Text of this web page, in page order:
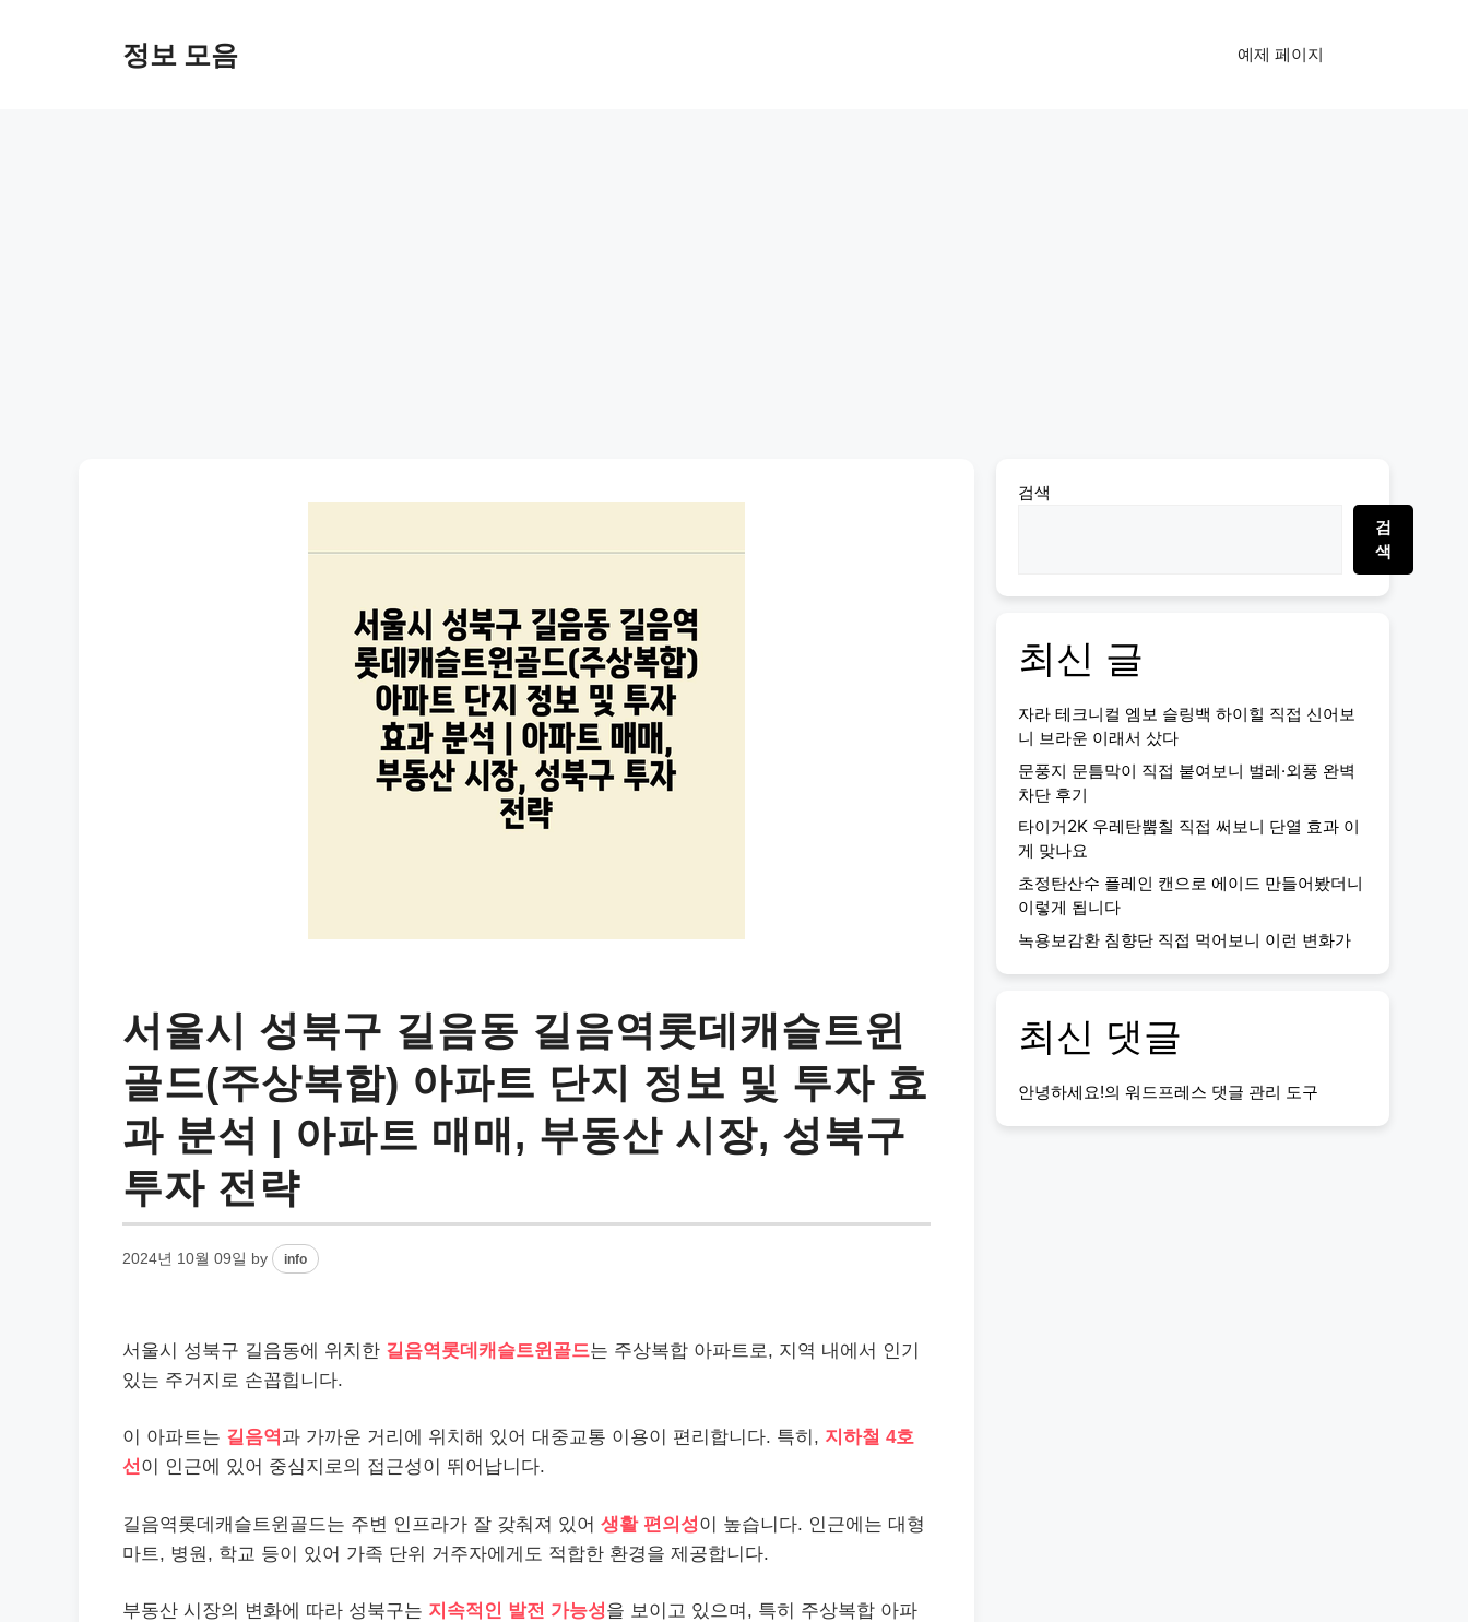
정보 모음 예제 페이지
서울시 성북구 길음동 길음역롯데캐슬트윈
골드(주상복합) 아파트 단지 정보 및 투자 효
과 분석 | 아파트 매매, 부동산 시장, 성북구
투자 전략
2024년 10월 09일 by info
서울시 성북구 길음동에 위치한 길음역롯데캐슬트윈골드는 주상복합 아파트로, 지역 내에서 인기
있는 주거지로 손꼽힙니다.
이 아파트는 길음역 과 가까운 거리에 위치해 있어 대중교통 이용이 편리합니다. 특히, 지하철 4호
선이 인근에 있어 중심지로의 접근성이 뛰어납니다.
길음역롯데캐슬트윈골드는 주변 인프라가 잘 갖춰져 있어 생활 편의성이 높습니다. 인근에는 대형
마트, 병원, 학교 등이 있어 가족 단위 거주자에게도 적합한 환경을 제공합니다.
부동산 시장의 변화에 따라 성북구는 지속적인 발전 가능성을 보이고 있으며, 특히 주상복합 아파
검색
검
색
최신 글
자라 테크니컬 엠보 슬링백 하이힐 직접 신어보
니 브라운 이래서 샀다
문풍지 문틈막이 직접 붙여보니 벌레·외풍 완벽
차단 후기
타이거2K 우레탄뿜칠 직접 써보니 단열 효과 이
게 맞나요
초정탄산수 플레인 캔으로 에이드 만들어봤더니
이렇게 됩니다
녹용보감환 침향단 직접 먹어보니 이런 변화가
최신 댓글
안녕하세요!의 워드프레스 댓글 관리 도구